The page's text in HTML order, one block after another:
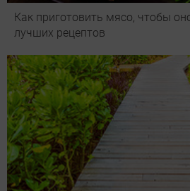
Как приготовить мясо, чтобы
лучших рецептов